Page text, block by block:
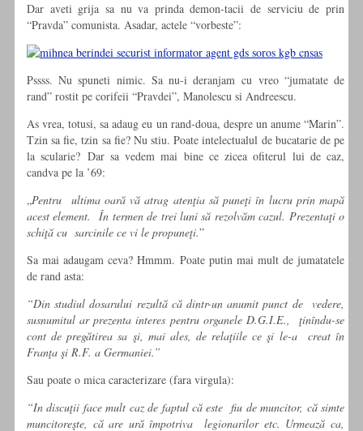
Dar aveti grija sa nu va prinda demon-tacii de serviciu de prin
“Pravda” comunista. Asadar, actele “vorbeste”:
Pssss. Nu spuneti nimic. Sa nu-i deranjam cu vreo “jumatate de
rand” rostit pe corifeii “Pravdei”, Manolescu si Andreescu.
As vrea, totusi, sa adaug eu un rand-doua, despre un anume “Marin”.
Tzin sa fie, tzin sa fie? Nu stiu. Poate intelectualul de bucatarie de pe
la scularie? Dar sa vedem mai bine ce zicea ofiterul lui de caz,
candva pe la ’69:
„Pentru ultima oară vă atrag atenţia să puneţi în lucru prin mapă
acest element. În termen de trei luni să rezolvăm cazul. Prezentaţi o
schiţă cu sarcinile ce vi le propuneţi.”
Sa mai adaugam ceva? Hmmm. Poate putin mai mult de jumatatele
de rand asta:
“Din studiul dosarului rezultă că dintr-un anumit punct de vedere,
susnumitul ar prezenta interes pentru organele D.G.I.E., ţinîndu-se
cont de pregătirea sa şi, mai ales, de relaţiile ce şi le-a creat în
Franţa şi R.F. a Germaniei.”
Sau poate o mica caracterizare (fara virgula):
“In discuţii face mult caz de faptul că este fiu de muncitor, că simte
muncitoreşte, că are ură împotriva legionarilor etc. Urmează ca,